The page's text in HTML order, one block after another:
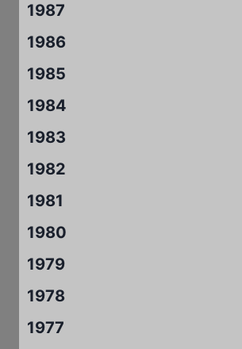
1987
1986
1985
1984
1983
1982
1981
1980
1979
1978
1977